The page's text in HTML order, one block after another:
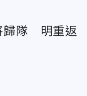
歸隊 明重返